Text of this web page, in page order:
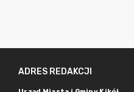
ADRES REDAKCJI